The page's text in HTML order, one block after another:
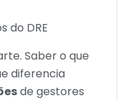
do DRE
Saber o que
diferencia
de gestores